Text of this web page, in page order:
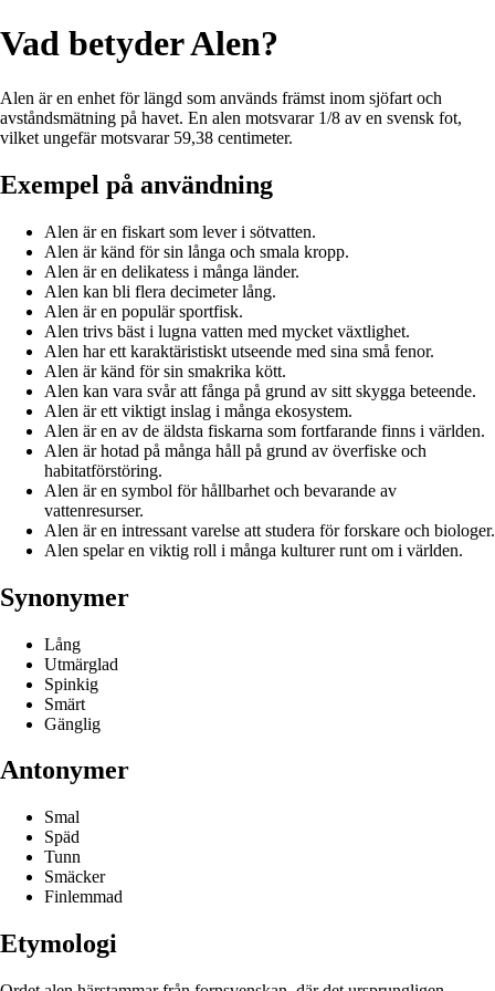
Vad betyder Alen?
Alen är en enhet för längd som används främst inom sjöfart och
avståndsmätning på havet. En alen motsvarar 1/8 av en svensk fot,
vilket ungefär motsvarar 59,38 centimeter.
Exempel på användning
Alen är en fiskart som lever i sötvatten.
Alen är känd för sin långa och smala kropp.
Alen är en delikatess i många länder.
Alen kan bli flera decimeter lång.
Alen är en populär sportfisk.
Alen trivs bäst i lugna vatten med mycket växtlighet.
Alen har ett karaktäristiskt utseende med sina små fenor.
Alen är känd för sin smakrika kött.
Alen kan vara svår att fånga på grund av sitt skygga beteende.
Alen är ett viktigt inslag i många ekosystem.
Alen är en av de äldsta fiskarna som fortfarande finns i världen.
Alen är hotad på många håll på grund av överfiske och
habitatförstöring.
Alen är en symbol för hållbarhet och bevarande av
vattenresurser.
Alen är en intressant varelse att studera för forskare och biologer.
Alen spelar en viktig roll i många kulturer runt om i världen.
Synonymer
Lång
Utmärglad
Spinkig
Smärt
Gänglig
Antonymer
Smal
Späd
Tunn
Smäcker
Finlemmad
Etymologi